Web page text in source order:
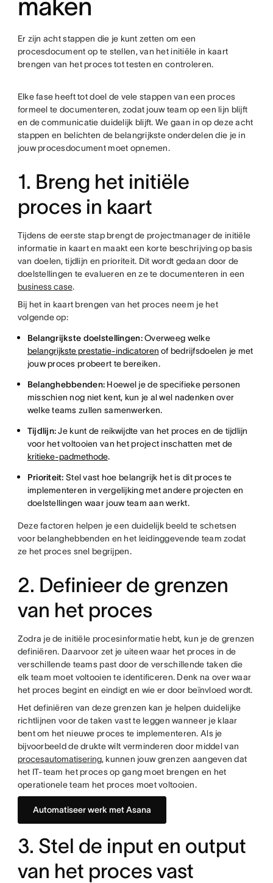
maken
Er zijn acht stappen die je kunt zetten om een
procesdocument op te stellen, van het initiële in kaart
brengen van het proces tot testen en controleren.
Elke fase heeft tot doel de vele stappen van een proces
formeel te documenteren, zodat jouw team op een lijn blijft
en de communicatie duidelijk blijft. We gaan in op deze acht
stappen en belichten de belangrijkste onderdelen die je in
jouw procesdocument moet opnemen.
1. Breng het initiële
proces in kaart
Tijdens de eerste stap brengt de projectmanager de initiële
informatie in kaart en maakt een korte beschrijving op basis
van doelen, tijdlijn en prioriteit. Dit wordt gedaan door de
doelstellingen te evalueren en ze te documenteren in een
business case.
Bij het in kaart brengen van het proces neem je het
volgende op:
Belangrijkste doelstellingen:Overweeg welke
belangrijkste prestatie-indicatoren of bedrijfsdoelen je met
jouw proces probeert te bereiken.
Belanghebbenden: Hoewel je de specifieke personen
misschien nog niet kent, kun je al wel nadenken over
welke teams zullen samenwerken.
Tijdlijn:Je kunt de reikwijdte van het proces en de tijdlijn
voor het voltooien van het project inschatten met de
kritieke-padmethode.
Prioriteit: Stel vast hoe belangrijk het is dit proces te
implementeren in vergelijking met andere projecten en
doelstellingen waar jouw team aan werkt.
Deze factoren helpen je een duidelijk beeld te schetsen
voor belanghebbenden en het leidinggevende team zodat
ze het proces snel begrijpen.
2. Definieer de grenzen
van het proces
Zodra je de initiële procesinformatie hebt, kun je de grenzen
definiëren. Daarvoor zet je uiteen waar het proces in de
verschillende teams past door de verschillende taken die
elk team moet voltooien te identificeren. Denk na over waar
het proces begint en eindigt en wie er door beïnvloed wordt.
Het definiëren van deze grenzen kan je helpen duidelijke
richtlijnen voor de taken vast te leggen wanneer je klaar
bent om het nieuwe proces te implementeren. Als je
bijvoorbeeld de drukte wilt verminderen door middel van
procesautomatisering, kunnen jouw grenzen aangeven dat
het IT-team het proces op gang moet brengen en het
operationele team het proces moet voltooien.
Automatiseer werk met Asana
3. Stel de input en output
van het proces vast